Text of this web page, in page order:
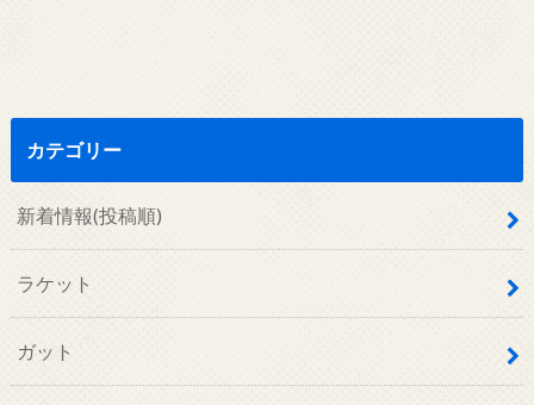
カテゴリー
新着情報(投稿順)
ラケット
ガット